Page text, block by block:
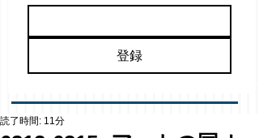
登録
読了時間: 11分